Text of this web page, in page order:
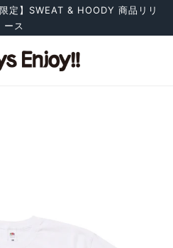
定】SWEAT & HOODY 商品リリ
ース